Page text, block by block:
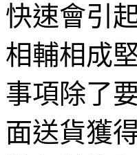
快速會引
相輔相成
事項除了
面送貨獲